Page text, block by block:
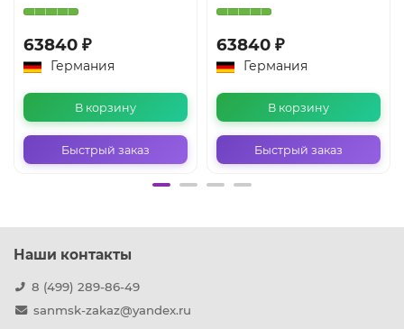
63840 ₽
Германия
В корзину
Быстрый заказ
63840 ₽
Германия
В корзину
Быстрый заказ
Наши контакты
8 (499) 289-86-49
sanmsk-zakaz@yandex.ru